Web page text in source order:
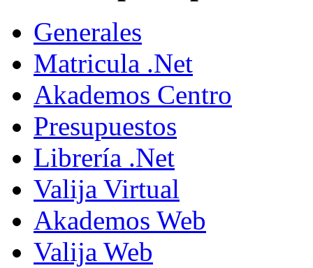
Generales
Matricula .Net
Akademos Centro
Presupuestos
Librería .Net
Valija Virtual
Akademos Web
Valija Web